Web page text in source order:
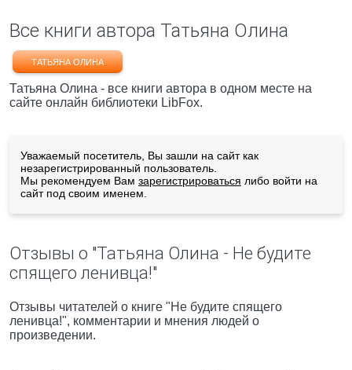
Все книги автора Татьяна Олина
ТАТЬЯНА ОЛИНА
Татьяна Олина - все книги автора в одном месте на
сайте онлайн библиотеки LibFox.
Уважаемый посетитель, Вы зашли на сайт как
незарегистрированный пользователь.
Мы рекомендуем Вам зарегистрироваться либо войти на
сайт под своим именем.
Отзывы о "Татьяна Олина - Не будите
спящего ленивца!"
Отзывы читателей о книге "Не будите спящего
ленивца!", комментарии и мнения людей о
произведении.